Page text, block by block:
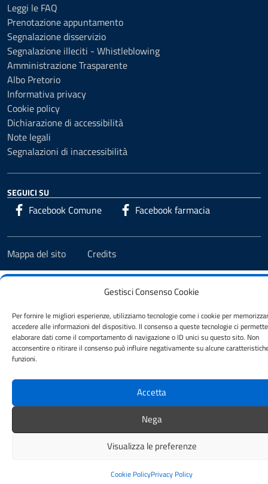
Gestisci Consenso Cookie
Per fornire le migliori esperienze, utilizziamo tecnologie come i cookie per
accedere alle informazioni del dispositivo. Il consenso a queste tecnologie ci
elaborare dati come il comportamento di navigazione o ID unici su questo sito. Non
acconsentire o ritirare il consenso può influire negativamente su alcune
funzioni.
Accetta
Nega
Visualizza le preferenze
Cookie PolicyPrivacy Policy
Leggi le FAQ
Prenotazione appuntamento
Segnalazione disservizio
Segnalazione illeciti - Whistleblowing
Amministrazione Trasparente
Albo Pretorio
Informativa privacy
Cookie policy
Dichiarazione di accessibilità
Note legali
Segnalazioni di inaccessibilità
SEGUICI SU
Facebook Comune Facebook farmacia
Mappa del sito Credits